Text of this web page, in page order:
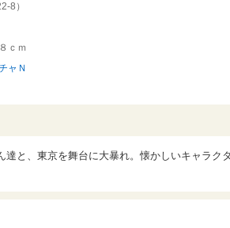
8 ）
ｃｍ
ャＮ
と、東京を舞台に大暴れ。懐かしいキャラクタ